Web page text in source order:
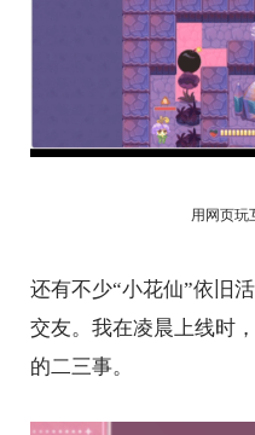
用网页玩
还有不少“小花仙”依旧
交友。我在凌晨上线时
的二三事。